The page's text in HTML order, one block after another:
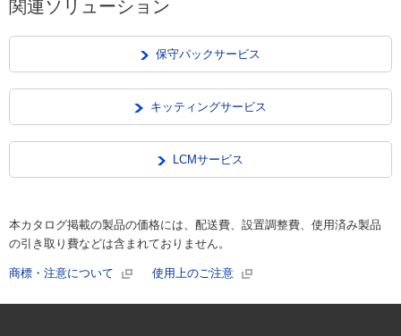
関連ソリューション
保守パックサービス
キッティングサービス
LCMサービス
本カタログ掲載の製品の価格には、配送費、設置調整費、使用済み製品
の引き取り費などは含まれておりません。
商標・注意について 使用上のご注意